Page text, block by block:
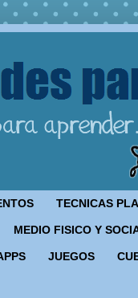
TECNICAS
MEDIO FISICO Y
JUEGOS